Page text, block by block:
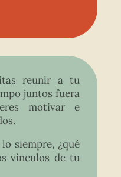
reunir a tu
juntos fuera
motivar e
siempre, ¿qué
vínculos de tu